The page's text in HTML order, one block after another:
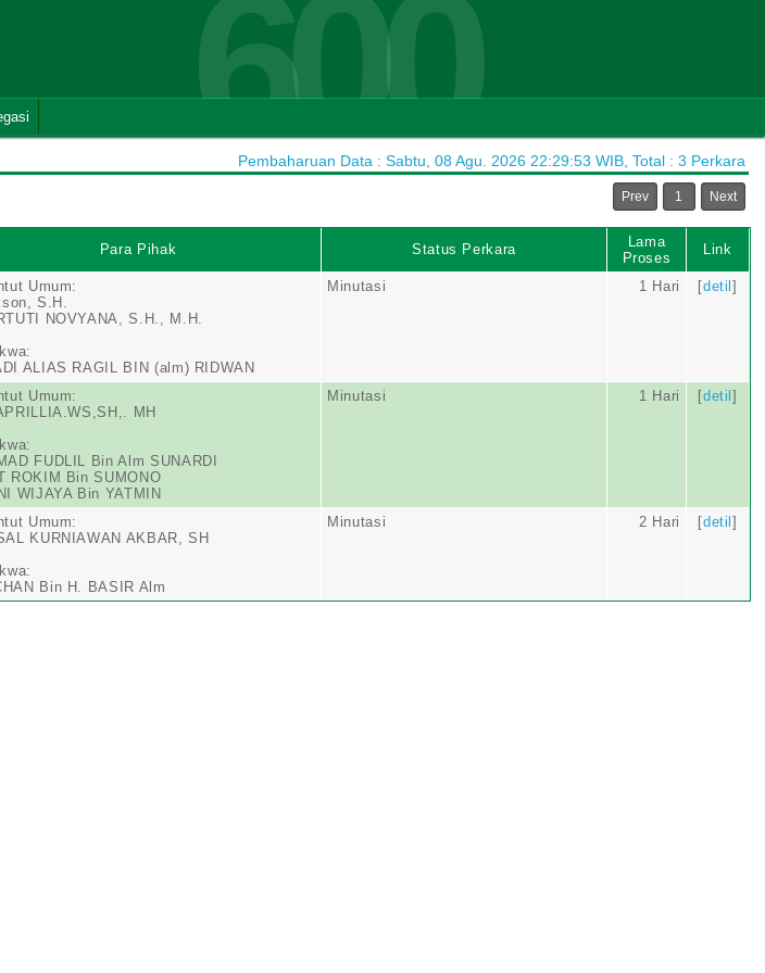
600
Pembaharuan Data : Sabtu, 08 Agu. 2026 22:29:53 WIB, Total : 3 Perkara
Prev 1 Next
Para Pihak Status Perkara
Lama
Proses
Link
Umum:
S.H.
NOVYANA, S.H., M.H.
ALIAS RAGIL BIN (alm) RIDWAN
Minutasi 1 Hari [detil]
Umum:
MH
FUDLIL Bin Alm SUNARDI
ROKIM Bin SUMONO
WIJAYA Bin YATMIN
Minutasi 1 Hari [detil]
Umum:
KURNIAWAN AKBAR, SH
Bin H. BASIR Alm
Minutasi 2 Hari [detil]